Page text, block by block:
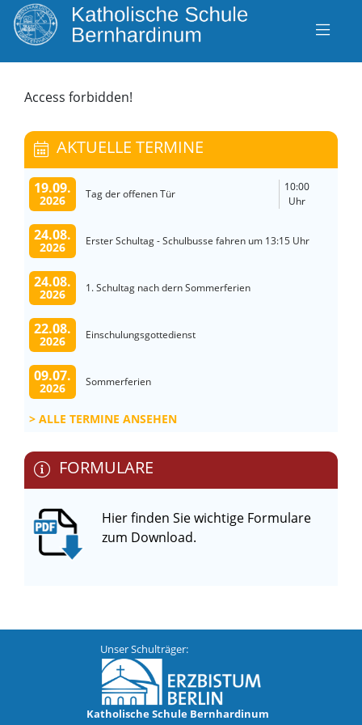
Access forbidden!
AKTUELLE TERMINE
19.09.
2026 Tag der offenen Tür
10:00
Uhr
24.08.
2026 Erster Schultag - Schulbusse fahren um 13:15 Uhr
24.08.
2026 1. Schultag nach dern Sommerferien
22.08.
2026 Einschulungsgottedienst
09.07.
2026 Sommerferien
ALLE TERMINE ANSEHEN
FORMULARE
Hier finden Sie wichtige Formulare
zum Download.
Unser Schulträger:
Katholische Schule Bernhardinum